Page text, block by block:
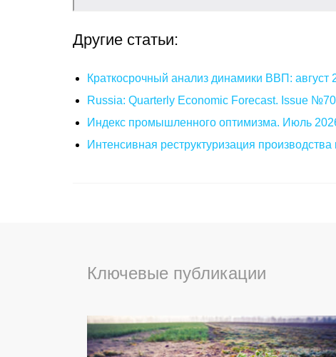
Другие статьи:
Краткосрочный анализ динамики ВВП: август
Russia: Quarterly Economic Forecast. Issue №70
Индекс промышленного оптимизма. Июль
Интенсивная реструктуризация
Ключевые публикации